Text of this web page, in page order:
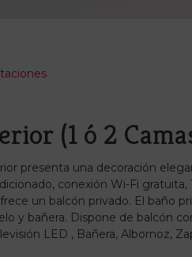
(1 ó 2
presenta una decoración
conexión Wi-Fi gratuita,
un balcón privado. El baño
y bañera. Dispone de balcón
LED , Bañera, Albornoz,